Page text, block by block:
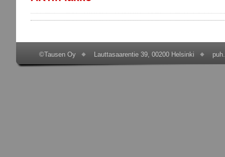
©Tausen Oy Lauttasaarentie 39, 00200 Helsinki